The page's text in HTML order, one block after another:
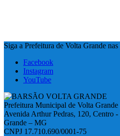
Siga a Prefeitura de Volta Grande
Facebook
Instagram
YouTube
Prefeitura Municipal de Volta
Avenida Arthur Pedras, 120, Centro
Grande – MG
CNPJ 17.710.690/0001-75